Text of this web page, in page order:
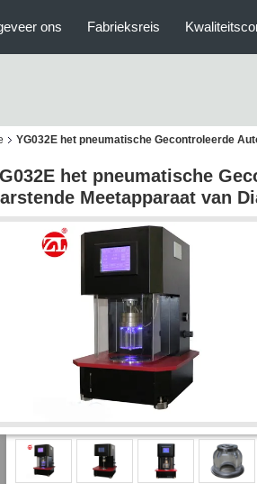
ons Fabrieksreis
YG032E het pneumatische Gecontroleerde
het pneumatische
Meetapparaat van